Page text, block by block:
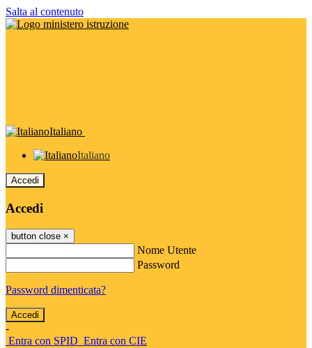
Salta al contenuto
Italiano
Italiano
Accedi
Accedi
button close ×
Nome Utente
Password
Password dimenticata?
-
Entra con SPID Entra con CIE